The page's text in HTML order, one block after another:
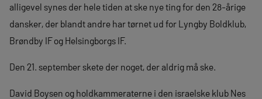
alligevel synes der hele tiden at ske nye ting for den 28-årige
dansker, der blandt andre har tørnet ud for Lyngby Boldklub,
Brøndby IF og Helsingborgs IF.
Den 21. september skete der noget, der aldrig må ske.
David Boysen og holdkammeraterne i den israelske klub Nes